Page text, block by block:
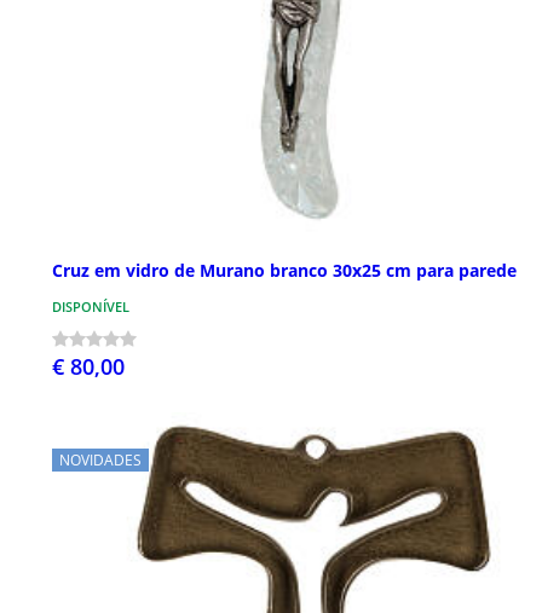
Cruz em vidro de Murano branco 30x25 cm para parede
DISPONÍVEL
€ 80,00
NOVIDADES